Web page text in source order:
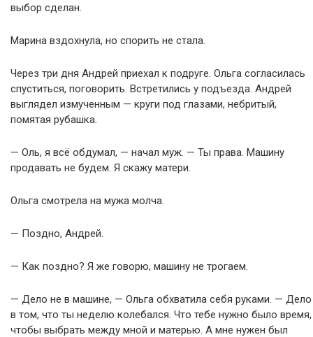
выбор сделан.
Марина вздохнула, но спорить не стала.
Через три дня Андрей приехал к подруге. Ольга согласилась
спуститься, поговорить. Встретились у подъезда. Андрей
выглядел измученным — круги под глазами, небритый,
помятая рубашка.
— Оль, я всё обдумал, — начал муж. — Ты права. Машину
продавать не будем. Я скажу матери.
Ольга смотрела на мужа молча.
— Поздно, Андрей.
— Как поздно? Я же говорю, машину не трогаем.
— Дело не в машине, — Ольга обхватила себя руками. — Дело
в том, что ты неделю колебался. Что тебе нужно было время,
чтобы выбрать между мной и матерью. А мне нужен был